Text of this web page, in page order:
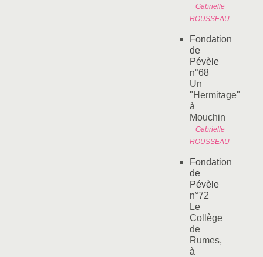
Gabrielle
ROUSSEAU
Fondation
de
Pévèle
n°68
Un
"Hermitage"
à
Mouchin
Gabrielle
ROUSSEAU
Fondation
de
Pévèle
n°72
Le
Collège
de
Rumes,
à